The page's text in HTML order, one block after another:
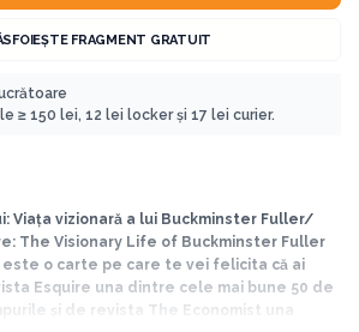
FRAGMENT GRATUIT
≥ 150 lei, 12 lei locker și 17 lei curier.
Viața vizionară a lui Buckminster Fuller/
The Visionary Life of Buckminster Fuller
o carte pe care te vei felicita că ai
Esquire una dintre cele mai bune 50 de
și de revista The Economist una